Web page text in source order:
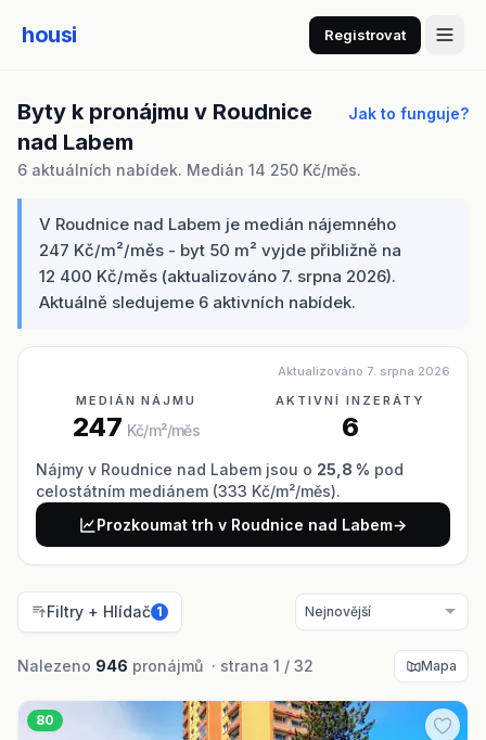
housi Registrovat
Byty k pronájmu v Roudnice
nad Labem
Jak to funguje?
6 aktuálních nabídek. Medián 14 250 Kč/měs.
V Roudnice nad Labem je medián nájemného
247 Kč/m²/měs - byt 50 m² vyjde přibližně na
12 400 Kč/měs (aktualizováno 7. srpna 2026).
Aktuálně sledujeme 6 aktivních nabídek.
Aktualizováno 7. srpna 2026
MEDIÁN NÁJMU
247 Kč/m²/měs
AKTIVNÍ INZERÁTY
6
Nájmy v Roudnice nad Labem jsou o 25,8 % pod
celostátním mediánem (333 Kč/m²/měs).
Prozkoumat trh v Roudnice nad Labem→
Filtry + Hlídač 1
Nalezeno 946 pronájmů · strana 1 / 32 Mapa
80